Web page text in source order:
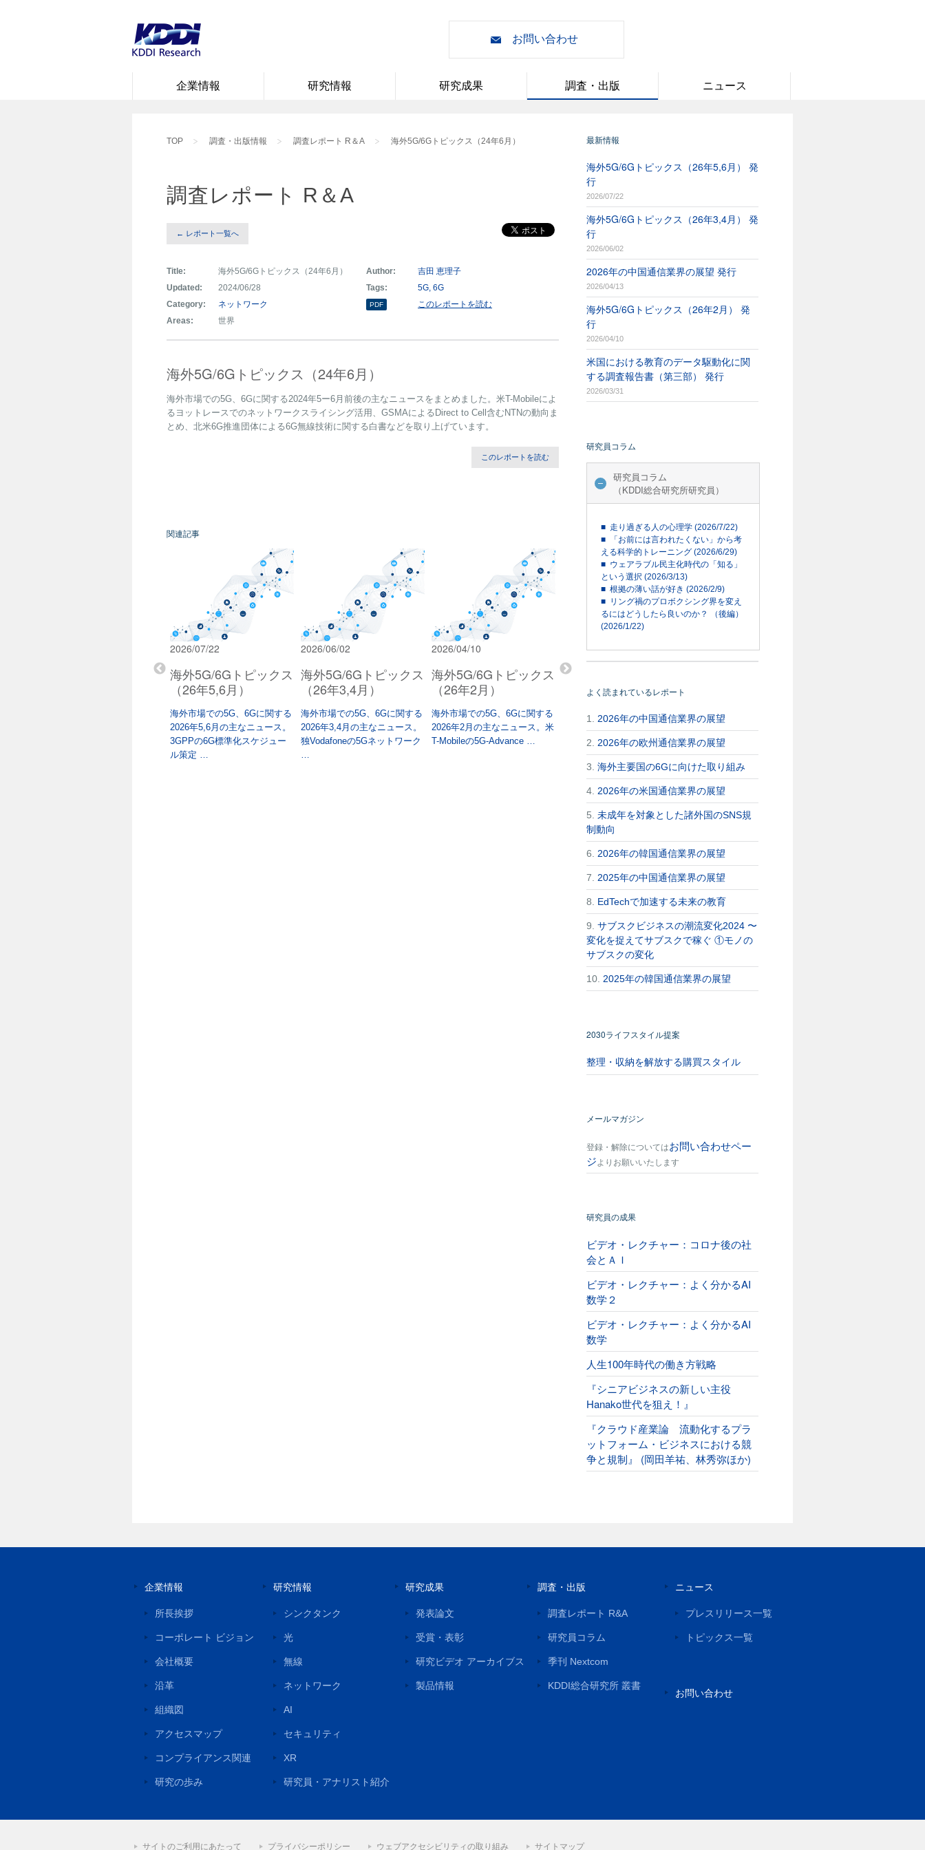
お問い合わせ
企業情報 研究情報 研究成果 調査・出版 ニュース
TOP 調査・出版情報 調査レポート R＆A 海外5G/6Gトピックス（24年6月）
調査レポート R＆A
← レポート一覧へ
Title:
海外5G/6Gトピックス（24年6月）
Updated:
2024/06/28
Category:
ネットワーク
Areas:
世界
Author:
吉田 恵理子
Tags:
5G 6G
PDF このレポートを読む
海外5G/6Gトピックス（24年6月）
海外市場での5G、6Gに関する2024年5ー6月前後の主なニュースをまとめました。米T-Mobileによ
るヨットレースでのネットワークスライシング活用、GSMAによるDirect to Cell含むNTNの動向ま
とめ、北米6G推進団体による6G無線技術に関する白書などを取り上げています。
このレポートを読む
関連記事
海外5G/6Gトピックス
2026/07/22
海外5G/6Gトピックス
（26年5,6月）
海外市場での5G、6Gに関する
2026年5,6月の主なニュース。
3GPPの6G標準化スケジュー
ル策定 …
2026/06/02
海外5G/6Gトピックス
（26年3,4月）
海外市場での5G、6Gに関する
2026年3,4月の主なニュース。
独Vodafoneの5Gネットワーク
2026/04/10
海外5G/6Gトピックス
（26年2月）
海外市場での5G、6Gに関する
2026年2月の主なニュース。米
T-Mobileの5G-Advance …
2026/03/02
海外5G/6Gトピックス
（25年12月/26年1
海外市場での5G、6Gに関する
2025年12,2026年1月の主なニ
ュース。大規模イベントでの
VIP …
2026/07/22
海外市場での5G、6Gに関する
2026年5,6月の主なニュース。
3GPPの6G標準化スケジュー
ル策定 …
最新情報
海外5G/6Gトピックス（26年5,6月） 発
行
2026/07/22
海外5G/6Gトピックス（26年3,4月） 発
行
2026/06/02
2026年の中国通信業界の展望 発行
2026/04/13
海外5G/6Gトピックス（26年2月） 発
行
2026/04/10
米国における教育のデータ駆動化に関
する調査報告書（第三部） 発行
2026/03/31
研究員コラム
研究員コラム
（KDDI総合研究所研究員）
■ 走り過ぎる人の心理学 (2026/7/22)
■ 「お前には言われたくない」から考
える科学的トレーニング (2026/6/29)
■ ウェアラブル民主化時代の「知る」
という選択 (2026/3/13)
■ 根拠の薄い話が好き (2026/2/9)
■ リング禍のプロボクシング界を変え
るにはどうしたら良いのか？ （後編）
(2026/1/22)
よく読まれているレポート
1. 2026年の中国通信業界の展望
2. 2026年の欧州通信業界の展望
3. 海外主要国の6Gに向けた取り組み
4. 2026年の米国通信業界の展望
5. 未成年を対象とした諸外国のSNS規
制動向
6. 2026年の韓国通信業界の展望
7. 2025年の中国通信業界の展望
8. EdTechで加速する未来の教育
9. サブスクビジネスの潮流変化2024 〜
変化を捉えてサブスクで稼ぐ ①モノの
サブスクの変化
10. 2025年の韓国通信業界の展望
2030ライフスタイル提案
整理・収納を解放する購買スタイル
メールマガジン
登録・解除についてはお問い合わせペー
ジよりお願いいたします
研究員の成果
ビデオ・レクチャー：コロナ後の社
会とＡＩ
ビデオ・レクチャー：よく分かるAI
数学２
ビデオ・レクチャー：よく分かるAI
数学
人生100年時代の働き方戦略
『シニアビジネスの新しい主役
Hanako世代を狙え！』
『クラウド産業論 流動化するプラ
ットフォーム・ビジネスにおける競
争と規制』 (岡田羊祐、林秀弥ほか)
企業情報
所長挨拶
コーポレート ビジョン
会社概要
沿革
組織図
アクセスマップ
コンプライアンス関連
研究の歩み
研究情報
シンクタンク
光
無線
ネットワーク
AI
セキュリティ
XR
研究員・アナリスト紹介
研究成果
発表論文
受賞・表彰
研究ビデオ アーカイブス
製品情報
調査・出版
調査レポート R&A
研究員コラム
季刊 Nextcom
KDDI総合研究所 叢書
ニュース
プレスリリース一覧
トピックス一覧
お問い合わせ
サイトのご利用にあたって プライバシーポリシー ウェブアクセシビリティの取り組み サイトマップ